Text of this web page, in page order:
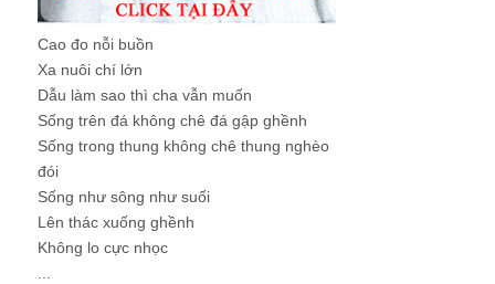
Cao đo nỗi buồn
Xa nuôi chí lớn
Dẫu làm sao thì cha vẫn muốn
Sống trên đá không chê đá gập ghềnh
Sống trong thung không chê thung nghèo
đói
Sống như sông như suối
Lên thác xuống ghềnh
Không lo cực nhọc
...